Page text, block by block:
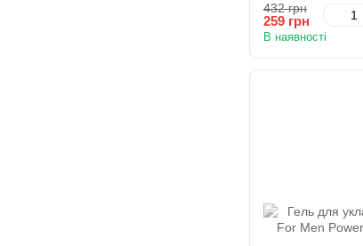
432 грн
259 грн
В наявності